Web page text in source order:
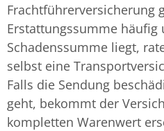
Frachtführerversicherung
Erstattungssumme
Schadenssumme liegt,
selbst eine
Falls die Sendung
geht, bekommt der
kompletten Warenwert